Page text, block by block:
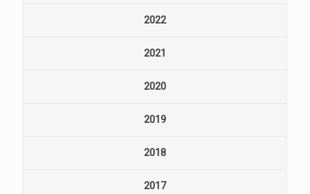
2022
2021
2020
2019
2018
2017